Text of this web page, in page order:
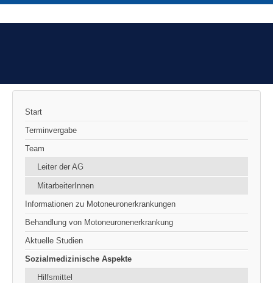
Start
Terminvergabe
Team
Leiter der AG
MitarbeiterInnen
Informationen zu Motoneuronerkrankungen
Behandlung von Motoneuronenerkrankung
Aktuelle Studien
Sozialmedizinische Aspekte
Hilfsmittel